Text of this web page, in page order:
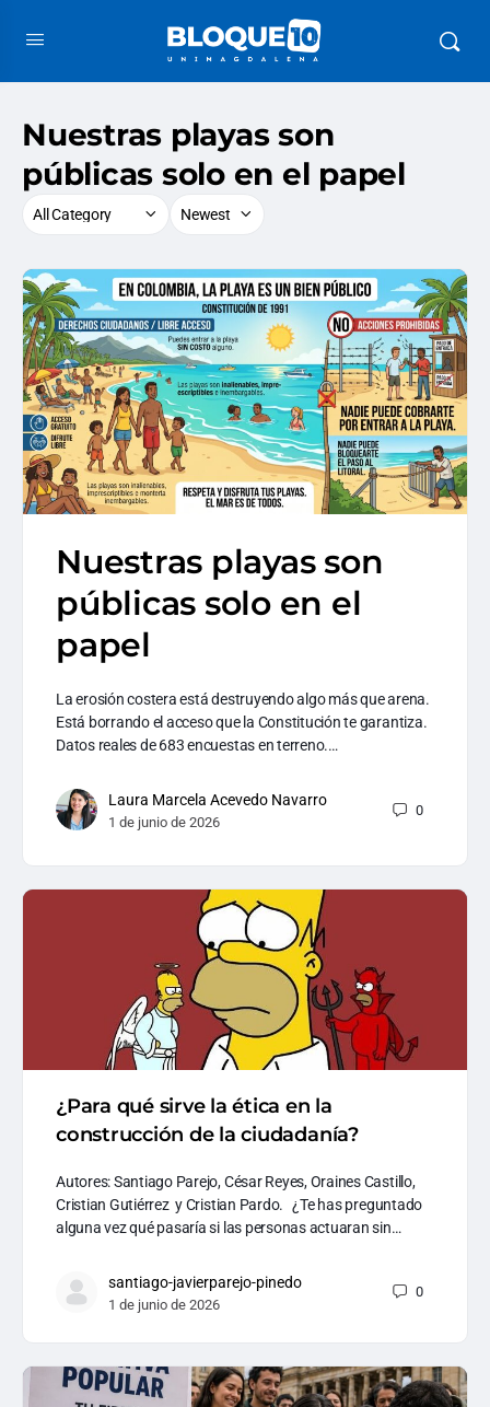
Nuestras playas son
públicas solo en el papel
Nuestras playas son
públicas solo en el
papel
La erosión costera está destruyendo algo más que arena.
Está borrando el acceso que la Constitución te garantiza.
Datos reales de 683 encuestas en terreno.…
Laura Marcela Acevedo Navarro
1 de junio de 2026
0
¿Para qué sirve la ética en la
construcción de la ciudadanía?
Autores: Santiago Parejo, César Reyes, Oraines Castillo,
Cristian Gutiérrez y Cristian Pardo. ¿Te has preguntado
alguna vez qué pasaría si las personas actuaran sin…
santiago-javierparejo-pinedo
1 de junio de 2026
0